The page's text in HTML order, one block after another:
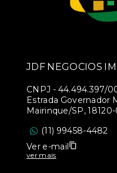
JDF NEGOCIOS
CNPJ - 44.494.397/
Estrada Governador
Mairinque/SP,
(11) 99458-4482
Ver e-mail
ver mais